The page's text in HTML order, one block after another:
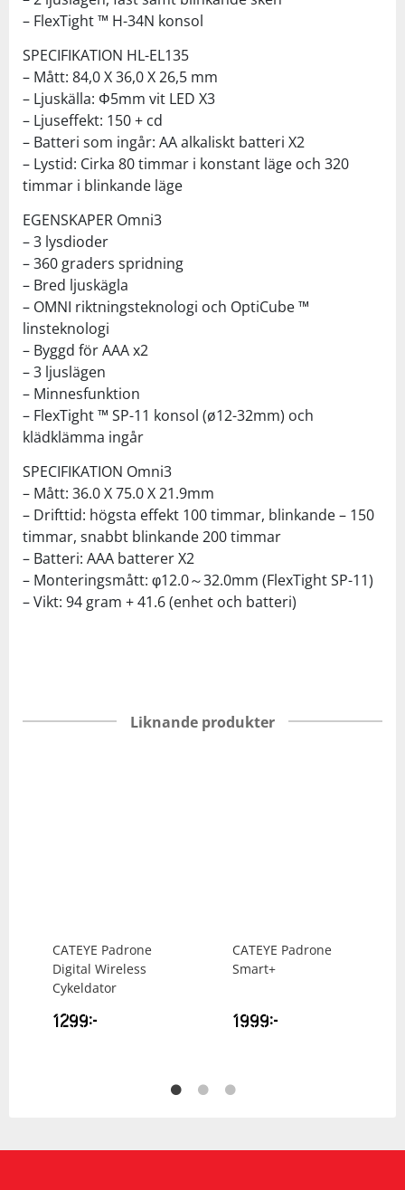
– FlexTight ™ H-34N konsol
SPECIFIKATION HL-EL135
– Mått: 84,0 X 36,0 X 26,5 mm
– Ljuskälla: Φ5mm vit LED X3
– Ljuseffekt: 150 + cd
– Batteri som ingår: AA alkaliskt batteri X2
– Lystid: Cirka 80 timmar i konstant läge och 320
timmar i blinkande läge
EGENSKAPER Omni3
– 3 lysdioder
– 360 graders spridning
– Bred ljuskägla
– OMNI riktningsteknologi och OptiCube ™
linsteknologi
– Byggd för AAA x2
– 3 ljuslägen
– Minnesfunktion
– FlexTight ™ SP-11 konsol (ø12-32mm) och
klädklämma ingår
SPECIFIKATION Omni3
– Mått: 36.0 X 75.0 X 21.9mm
– Drifttid: högsta effekt 100 timmar, blinkande – 150
timmar, snabbt blinkande 200 timmar
– Batteri: AAA batterer X2
– Monteringsmått: φ12.0～32.0mm (FlexTight SP-11)
– Vikt: 94 gram + 41.6 (enhet och batteri)
Liknande produkter
CATEYE Padrone
Digital Wireless
Cykeldator
1299kr
CATEYE Padrone
Smart+
1999kr